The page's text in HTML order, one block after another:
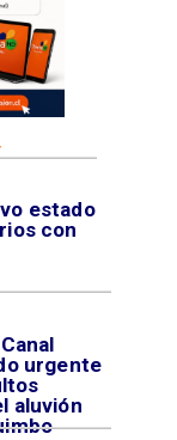
estado
con
urgente
aluvión